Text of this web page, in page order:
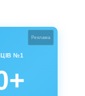
Реклама
№1